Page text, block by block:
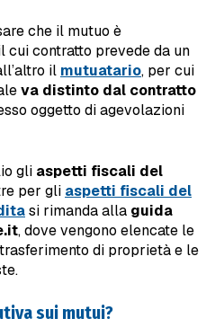
che il mutuo è
cui contratto prevede da un
il mutuatario, per cui
va distinto dal contratto
oggetto di agevolazioni
gli aspetti fiscali del
per gli aspetti fiscali del
si rimanda alla guida
, dove vengono elencate le
di proprietà e le
sui mutui?